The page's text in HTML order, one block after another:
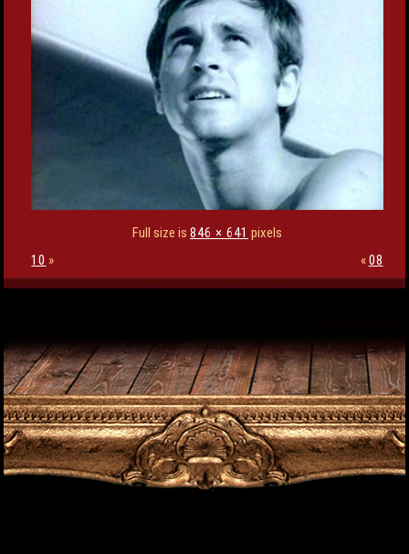
Full size is 846 × 641 pixels
10 » «08